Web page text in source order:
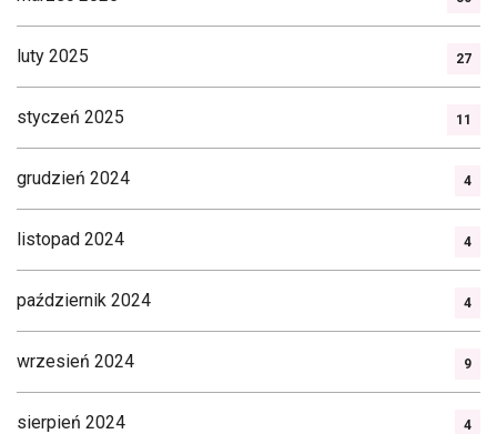
luty 2025 27
styczeń 2025 11
grudzień 2024 4
listopad 2024 4
październik 2024 4
wrzesień 2024 9
sierpień 2024 4